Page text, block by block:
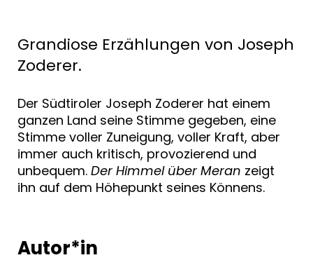
Grandiose Erzählungen von Joseph
Zoderer.
Der Südtiroler Joseph Zoderer hat einem
ganzen Land seine Stimme gegeben, eine
Stimme voller Zuneigung, voller Kraft, aber
immer auch kritisch, provozierend und
unbequem. Der Himmel über Meran zeigt
ihn auf dem Höhepunkt seines Könnens.
Autor*in